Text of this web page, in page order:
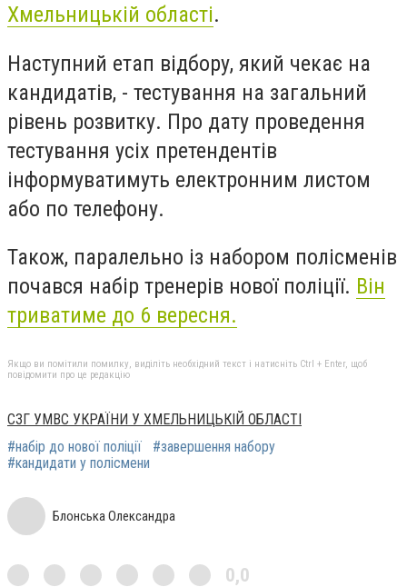
Хмельницькій області.
Наступний етап відбору, який чекає на
кандидатів, - тестування на загальний
рівень розвитку. Про дату проведення
тестування усіх претендентів
інформуватимуть електронним листом
або по телефону.
Також, паралельно із набором полісменів
почався набір тренерів нової поліції. Він
триватиме до 6 вересня.
Якщо ви помітили помилку, виділіть необхідний текст і натисніть Ctrl + Enter, щоб
повідомити про це редакцію
СЗГ УМВС УКРАЇНИ У ХМЕЛЬНИЦЬКІЙ ОБЛАСТІ
#набір до нової поліції
#завершення набору
#кандидати у полісмени
Блонська Олександра
0,0